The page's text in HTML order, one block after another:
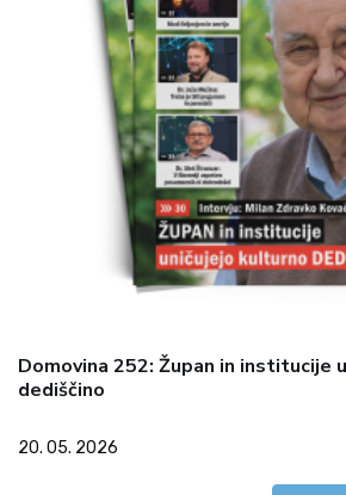
Domovina 252: Župan in institucije
dediščino
20. 05. 2026